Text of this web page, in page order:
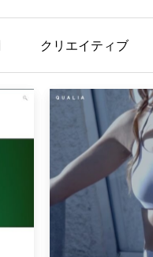
クリエイティブ